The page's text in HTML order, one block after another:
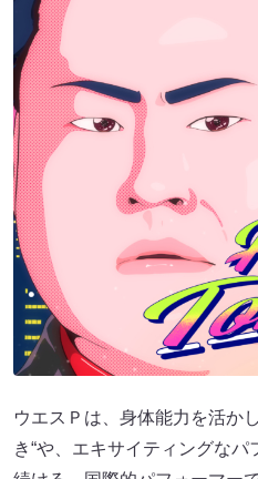
き“や、エキサイティングな
続ける、国際的パフォーマー